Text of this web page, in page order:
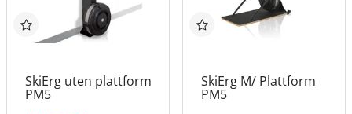
SkiErg uten plattform
PM5
SkiErg M/ Plattform
PM5